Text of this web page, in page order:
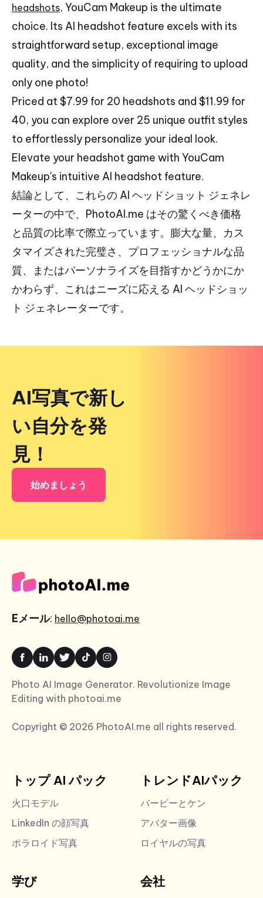
headshots, YouCam Makeup is the ultimate
choice. Its AI headshot feature excels with its
straightforward setup, exceptional image
quality, and the simplicity of requiring to upload
only one photo!
Priced at $7.99 for 20 headshots and $11.99 for
40, you can explore over 25 unique outfit styles
to effortlessly personalize your ideal look.
Elevate your headshot game with YouCam
Makeup's intuitive AI headshot feature.
結論として、これらの AI ヘッドショット ジェネレ
ーターの中で、PhotoAI.me はその驚くべき価格
と品質の比率で際立っています。膨大な量、カス
タマイズされた完璧さ、プロフェッショナルな品
質、またはパーソナライズを目指すかどうかにか
かわらず、これはニーズに応える AI ヘッドショッ
ト ジェネレーターです。
AI写真で新し
い自分を発
見！
始めましょう
Eメール: hello@photoai.me
Photo AI Image Generator. Revolutionize Image
Editing with photoai.me
Copyright © 2026 PhotoAI.me all rights reserved.
トップ AI パック
火口モデル
LinkedIn の顔写真
ポラロイド写真
トレンドAIパック
バービーとケン
アバター画像
ロイヤルの写真
学び 会社